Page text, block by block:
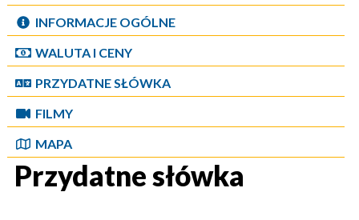
INFORMACJE OGÓLNE
WALUTA I CENY
PRZYDATNE SŁÓWKA
FILMY
MAPA
Przydatne słówka